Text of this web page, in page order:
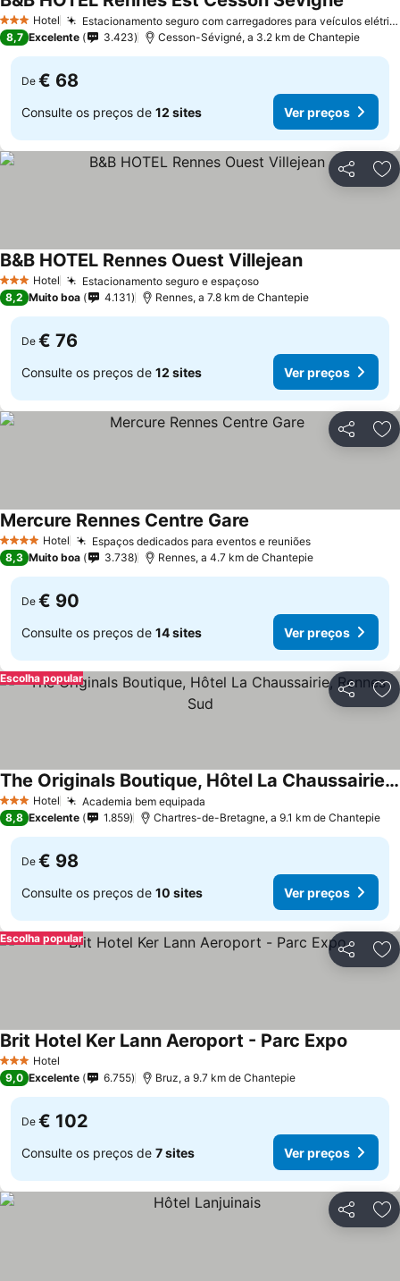
3 EstrelasHotel Estacionamento seguro com carregadores para veículos elétricos
8,7 Excelente 3.423 Cesson-Sévigné, a 3.2 km de Chantepie
De € 68
Consulte os preços de 12 sites Ver preços
Partilhar
3 EstrelasHotel Estacionamento seguro e espaçoso
B&B HOTEL Rennes Ouest Villejean
8,2 Muito boa 4.131 Rennes, a 7.8 km de Chantepie
De € 76
Consulte os preços de 12 sites Ver preços
Partilhar
4 EstrelasHotel Espaços dedicados para eventos e reuniões
Mercure Rennes Centre Gare
8,3 Muito boa 3.738 Rennes, a 4.7 km de Chantepie
De € 90
Consulte os preços de 14 sites Ver preços
Partilhar
Escolha popular
3 EstrelasHotel Academia bem equipada
The Originals Boutique, Hôtel La Chaussairie, Rennes Sud
8,8 Excelente 1.859 Chartres-de-Bretagne, a 9.1 km de Chantepie
De € 98
Consulte os preços de 10 sites Ver preços
Partilhar
Escolha popular
3 EstrelasHotel
Brit Hotel Ker Lann Aeroport - Parc Expo
9,0 Excelente 6.755 Bruz, a 9.7 km de Chantepie
De € 102
Consulte os preços de 7 sites Ver preços
Partilhar